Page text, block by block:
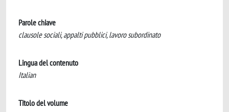
Parole chiave
clausole sociali, appalti pubblici, lavoro subordinato
Lingua del contenuto
Italian
Titolo del volume